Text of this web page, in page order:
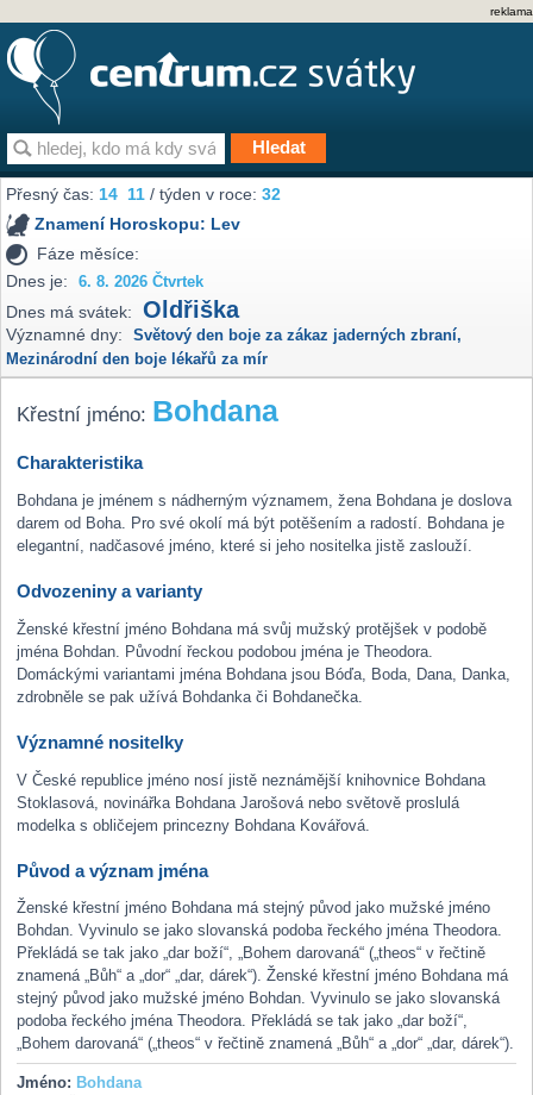
reklama
Přesný čas:14 11 / týden v roce:32
Znamení Horoskopu: Lev
Fáze měsíce:
Dnes je:
6. 8. 2026 Čtvrtek
Dnes má svátek: Oldřiška
Významné dny: Světový den boje za zákaz jaderných zbraní,
Mezinárodní den boje lékařů za mír
Křestní jméno: Bohdana
Charakteristika
Bohdana je jménem s nádherným významem, žena Bohdana je doslova
darem od Boha. Pro své okolí má být potěšením a radostí. Bohdana je
elegantní, nadčasové jméno, které si jeho nositelka jistě zaslouží.
Odvozeniny a varianty
Ženské křestní jméno Bohdana má svůj mužský protějšek v podobě
jména Bohdan. Původní řeckou podobou jména je Theodora.
Domáckými variantami jména Bohdana jsou Bóďa, Boda, Dana, Danka,
zdrobněle se pak užívá Bohdanka či Bohdanečka.
Významné nositelky
V České republice jméno nosí jistě neznámější knihovnice Bohdana
Stoklasová, novinářka Bohdana Jarošová nebo světově proslulá
modelka s obličejem princezny Bohdana Kovářová.
Původ a význam jména
Ženské křestní jméno Bohdana má stejný původ jako mužské jméno
Bohdan. Vyvinulo se jako slovanská podoba řeckého jména Theodora.
Překládá se tak jako „dar boží“, „Bohem darovaná“ („theos“ v řečtině
znamená „Bůh“ a „dor“ „dar, dárek“). Ženské křestní jméno Bohdana má
stejný původ jako mužské jméno Bohdan. Vyvinulo se jako slovanská
podoba řeckého jména Theodora. Překládá se tak jako „dar boží“,
„Bohem darovaná“ („theos“ v řečtině znamená „Bůh“ a „dor“ „dar, dárek“).
Jméno: Bohdana